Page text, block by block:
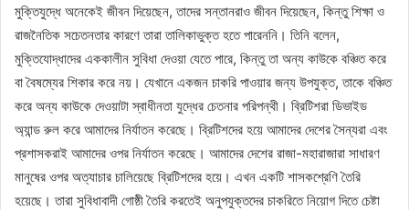
মুক্তিযুদ্ধে অনেকেই জীবন দিয়েছেন, তাদের সন্তানরাও জীবন দিয়েছেন, কিন্তু শিক্ষা ও
রাজনৈতিক সচেতনতার কারণে তারা তালিকাভুক্ত হতে পারেননি। তিনি বলেন,
মুক্তিযোদ্ধাদের এককালীন সুবিধা দেওয়া যেতে পারে, কিন্তু তা অন্য কাউকে বঞ্চিত করে
বা বৈষম্যের শিকার করে নয়। যেখানে একজন চাকরি পাওয়ার জন্য উপযুক্ত, তাকে বঞ্চিত
করে অন্য কাউকে দেওয়াটা স্বাধীনতা যুদ্ধের চেতনার পরিপন্থী। ব্রিটিশরা ডিভাইড
অ্যান্ড রুল করে আমাদের নির্যাতন করেছে। ব্রিটিশদের হয়ে আমাদের দেশের সৈন্যরা এবং
প্রশাসকরাই আমাদের ওপর নির্যাতন করেছে। আমাদের দেশের রাজা-মহারাজারা সাধারণ
মানুষের ওপর অত্যাচার চালিয়েছে ব্রিটিশদের হয়ে। এখন একটি শাসকশ্রেণি তৈরি
হয়েছে। তারা সুবিধাবাদী গোষ্ঠী তৈরি করতেই অনুপযুক্তদের চাকরিতে নিয়োগ দিতে চেষ্টা